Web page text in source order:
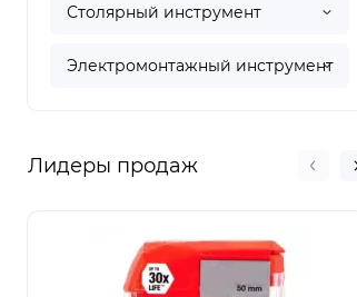
Столярный инструмент
Электромонтажный инструмент
Лидеры продаж